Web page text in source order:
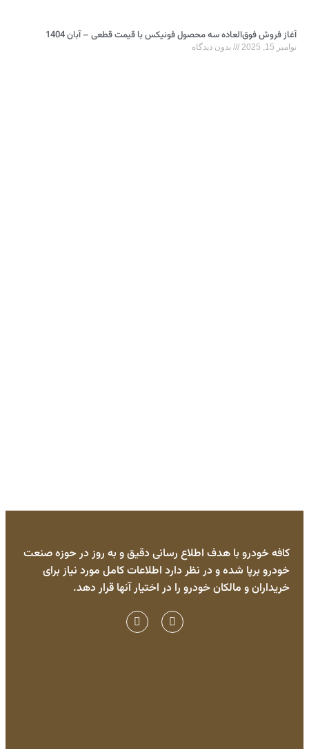
آغاز فروش فوق‌العاده سه محصول فونیکس با قیمت قطعی – آبان 1404
نوامبر 15, 2025 بدون دیدگاه
کافه خودرو با هدف اطلاع رسانی دقیق و به روز در حوزه صنعت
خودرو برپا شده و در نظر دارد اطلاعات کامل مورد نیاز برای
خریداران و مالکان خودرو را در اختیار آنها قرار دهد.